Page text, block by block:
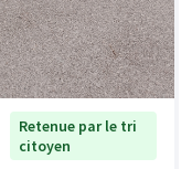
Retenue par le tri
citoyen